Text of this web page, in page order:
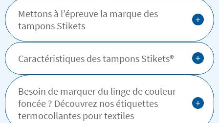
Mettons à l’épreuve la marque des
tampons Stikets
+
Caractéristiques des tampons Stikets®️ +
Besoin de marquer du linge de couleur
foncée ? Découvrez nos étiquettes
termocollantes pour textiles
+